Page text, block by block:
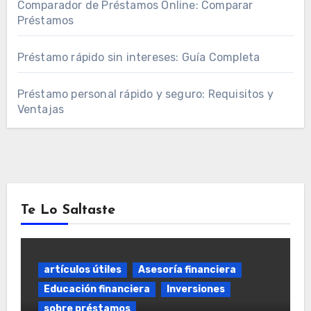
Comparador de Préstamos Online: Comparar
Préstamos
Préstamo rápido sin intereses: Guía Completa
Préstamo personal rápido y seguro: Requisitos y
Ventajas
Te Lo Saltaste
artículos útiles
Asesoría financiera
Educación financiera
Inversiones
sobre préstamos